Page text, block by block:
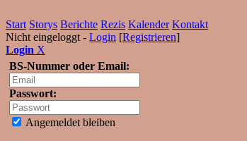
Start Storys Berichte Rezis Kalender Kontakt
Nicht eingeloggt - Login [Registrieren]
Login X
BS-Nummer oder Email:
Passwort:
Angemeldet bleiben